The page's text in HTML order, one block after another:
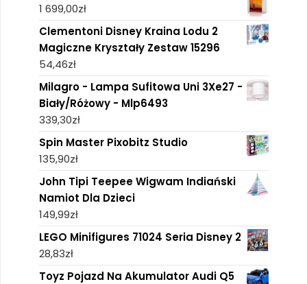
1 699,00zł
Clementoni Disney Kraina Lodu 2
Magiczne Kryształy Zestaw 15296
54,46zł
Milagro - Lampa Sufitowa Uni 3Xe27 -
Biały/Różowy - Mlp6493
339,30zł
Spin Master Pixobitz Studio
135,90zł
John Tipi Teepee Wigwam Indiański
Namiot Dla Dzieci
149,99zł
LEGO Minifigures 71024 Seria Disney 2
28,83zł
Toyz Pojazd Na Akumulator Audi Q5